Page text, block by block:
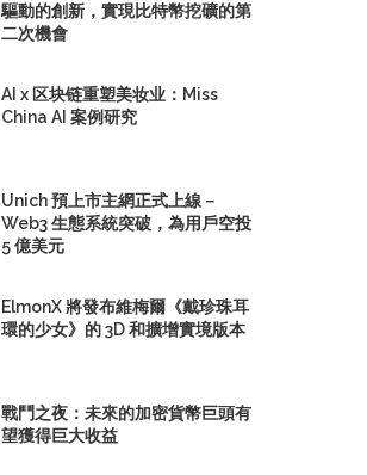
驅動的創新，實現比特幣挖礦的第
二次機會
AI x 区块链重塑美妆业：Miss
China AI 案例研究
Unich 預上市主網正式上線－
Web3 生態系統突破，為用戶空投
5 億美元
ElmonX 將發布維梅爾《戴珍珠耳
環的少女》的 3D 和擴增實境版本
戰鬥之夜：未來的加密貨幣巨頭有
望獲得巨大收益